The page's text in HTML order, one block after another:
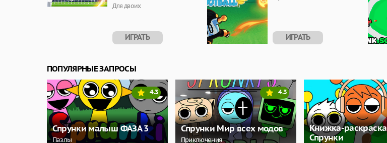
Для двоих
ИГРАТЬ ИГРАТЬ
ПОПУЛЯРНЫЕ ЗАПРОСЫ
Спрунки малыш ФАЗА 3
Пазлы
4.3
Спрунки Мир всех модов
Приключения
4.3
Книжка-раскраска
Спрунки